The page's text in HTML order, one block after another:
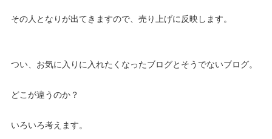
その人となりが出てきますので、売り上げに反映します。
つい、お気に入りに入れたくなったブログとそうでないブログ。
どこが違うのか？
いろいろ考えます。